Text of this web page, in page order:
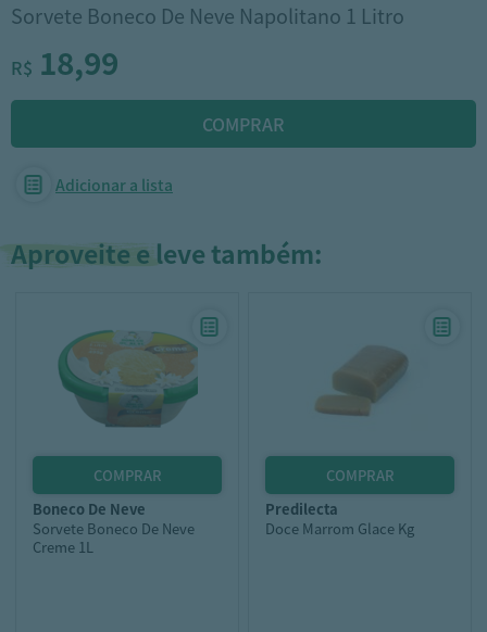
Sorvete Boneco De Neve Napolitano 1 Litro
R$ 18,99
Adicionar a lista
Aproveite e leve também:
boneco de neve
Sorvete Boneco De Neve
Creme 1L
predilecta
Doce Marrom Glace Kg